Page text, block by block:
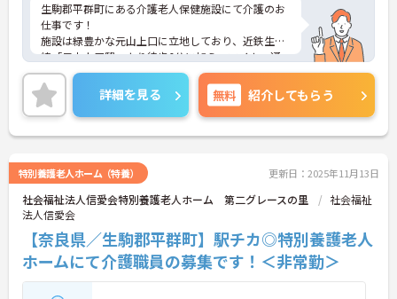
生駒郡平群町にある介護老人保健施設にて介護のお
仕事です！
施設は緑豊かな元山上口に立地しており、近鉄生駒
線「元山上口駅」より徒歩6分に加え、マイカー通
勤も可能と非常に便利です♪
施設内研修や外部研修へ自由に参加でき、研修費の
助成制度を設けるなど、介護をより学んでいきたい
方のための環境が整っています◎
誰とでも元気に明るくコミュニケーションの取れる
方、大歓迎☆
ご興味がある方は是非一度マイナビまでお問合せく
ださい！！
詳細を見る 無料 紹介してもらう
特別養護老人ホーム（特養） 更新日：2025年11月13日
社会福祉法人信愛会特別養護老人ホーム 第二グレースの里
社会福祉
法人信愛会
【奈良県／生駒郡平群町】駅チカ◎特別養護老人
ホームにて介護職員の募集です！＜非常勤＞